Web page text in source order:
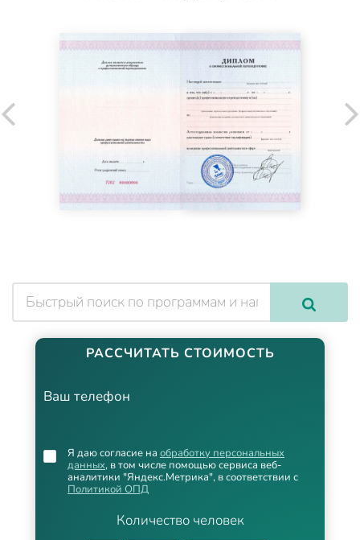
РАССЧИТАТЬ СТОИМОСТЬ
Ваш телефон
Количество человек
Я даю согласие на обработку персональных
данных, в том числе помощью сервиса веб-
аналитики "Яндекс.Метрика", в соответствии с
Политикой ОПД